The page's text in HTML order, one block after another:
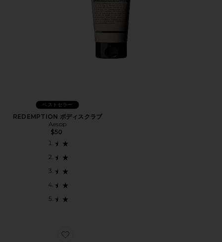
ベストセラー
REDEMPTION ボディスクラブ
Aesop
$50
Favorite BUFF ドライブラシ